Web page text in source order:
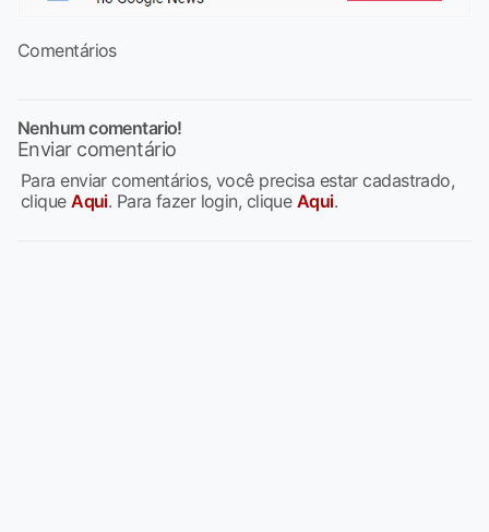
Comentários
Nenhum comentario!
Enviar comentário
Para enviar comentários, você precisa estar cadastrado,
cliqueAqui. Para fazer login, clique Aqui.